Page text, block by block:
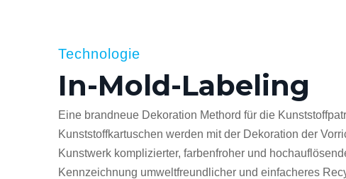
Technologie
In-Mold-Labeling
Eine brandneue Dekoration Methord für die
Kunststoffkartuschen werden mit der Dekoration der
Kunstwerk komplizierter, farbenfroher und
Kennzeichnung umweltfreundlicher und einfacheres